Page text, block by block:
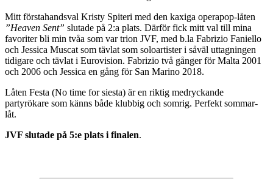
Mitt förstahandsval Kristy Spiteri med den kaxiga operapop-låten
”Heaven Sent” slutade på 2:a plats. Därför fick mitt val till mina
favoriter bli min tvåa som var trion JVF, med b.la Fabrizio Faniello
och Jessica Muscat som tävlat som soloartister i såväl uttagningen
tidigare och tävlat i Eurovision. Fabrizio två gånger för Malta 2001
och 2006 och Jessica en gång för San Marino 2018.
Låten Festa (No time for siesta) är en riktig medryckande
partyrökare som känns både klubbig och somrig. Perfekt sommar-
låt.
JVF slutade på 5:e plats i finalen.